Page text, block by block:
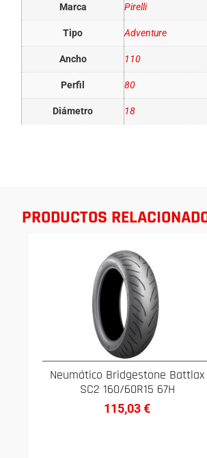
Marca Pirelli
Tipo Adventure
Ancho 110
Perfil 80
Diámetro 18
PRODUCTOS
Neumático Bridgestone Battlax
SC2 160/60R15 67H
115,03€